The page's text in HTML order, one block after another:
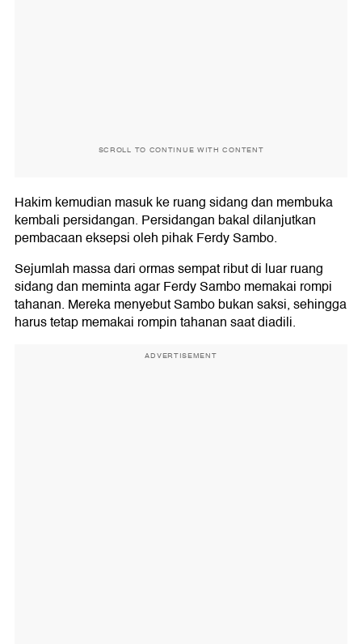
SCROLL TO CONTINUE WITH CONTENT
Hakim kemudian masuk ke ruang sidang dan membuka
kembali persidangan. Persidangan bakal dilanjutkan
pembacaan eksepsi oleh pihak Ferdy Sambo.
Sejumlah massa dari ormas sempat ribut di luar ruang
sidang dan meminta agar Ferdy Sambo memakai rompi
tahanan. Mereka menyebut Sambo bukan saksi, sehingga
harus tetap memakai rompin tahanan saat diadili.
ADVERTISEMENT